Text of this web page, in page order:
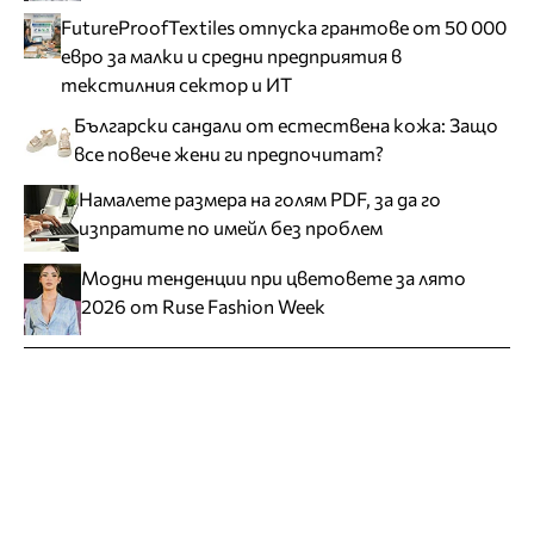
FutureProofTextiles отпуска грантове от 50 000
евро за малки и средни предприятия в
текстилния сектор и ИТ
Български сандали от естествена кожа: Защо
все повече жени ги предпочитат?
Намалете размера на голям PDF, за да го
изпратите по имейл без проблем
Модни тенденции при цветовете за лято
2026 от Ruse Fashion Week